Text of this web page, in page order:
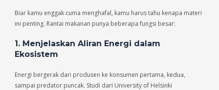
Biar kamu enggak cuma menghafal, kamu harus tahu kenapa materi
ini penting. Rantai makanan punya beberapa fungsi besar:
1. Menjelaskan Aliran Energi dalam
Ekosistem
Energi bergerak dari produsen ke konsumen pertama, kedua,
sampai predator puncak. Studi dari University of Helsinki